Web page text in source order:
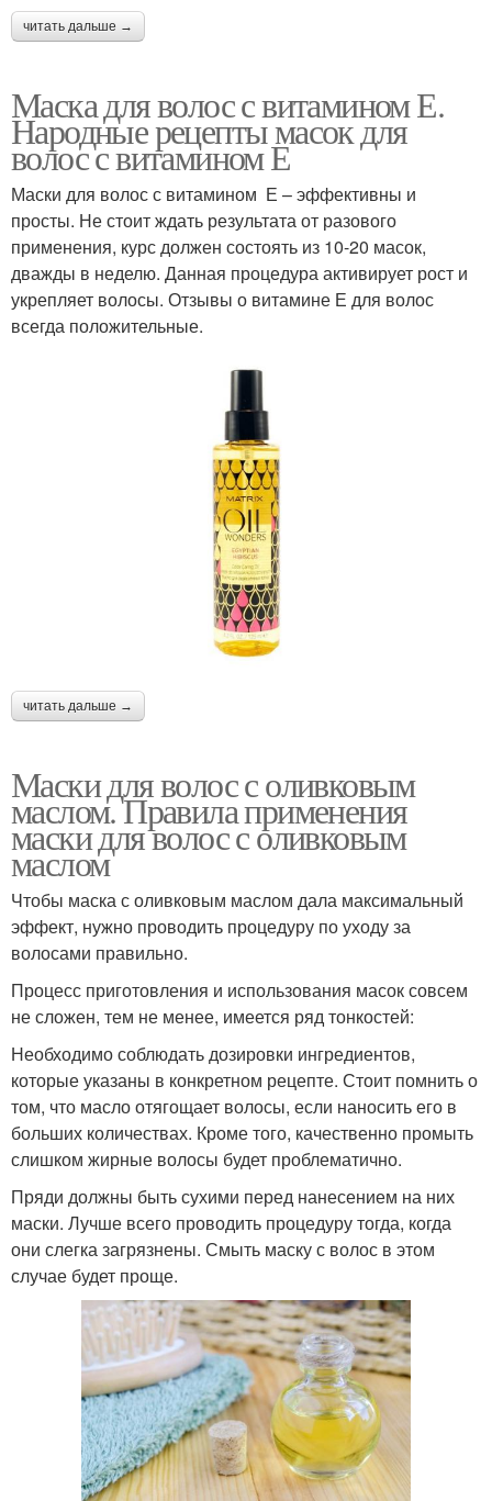
читать дальше →
Маска для волос с витамином Е.
Народные рецепты масок для
волос с витамином Е
Маски для волос с витамином Е – эффективны и
просты. Не стоит ждать результата от разового
применения, курс должен состоять из 10-20 масок,
дважды в неделю. Данная процедура активирует рост и
укрепляет волосы. Отзывы о витамине Е для волос
всегда положительные.
читать дальше →
Маски для волос с оливковым
маслом. Правила применения
маски для волос с оливковым
маслом
Чтобы маска с оливковым маслом дала максимальный
эффект, нужно проводить процедуру по уходу за
волосами правильно.
Процесс приготовления и использования масок совсем
не сложен, тем не менее, имеется ряд тонкостей:
Необходимо соблюдать дозировки ингредиентов,
которые указаны в конкретном рецепте. Стоит помнить о
том, что масло отягощает волосы, если наносить его в
больших количествах. Кроме того, качественно промыть
слишком жирные волосы будет проблематично.
Пряди должны быть сухими перед нанесением на них
маски. Лучше всего проводить процедуру тогда, когда
они слегка загрязнены. Смыть маску с волос в этом
случае будет проще.